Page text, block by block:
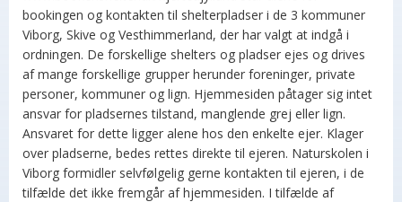
bookingen og kontakten til shelterpladser i de 3 kommuner
Viborg, Skive og Vesthimmerland, der har valgt at indgå i
ordningen. De forskellige shelters og pladser ejes og drives
af mange forskellige grupper herunder foreninger, private
personer, kommuner og lign. Hjemmesiden påtager sig intet
ansvar for pladsernes tilstand, manglende grej eller lign.
Ansvaret for dette ligger alene hos den enkelte ejer. Klager
over pladserne, bedes rettes direkte til ejeren. Naturskolen i
Viborg formidler selvfølgelig gerne kontakten til ejeren, i de
tilfælde det ikke fremgår af hjemmesiden. I tilfælde af